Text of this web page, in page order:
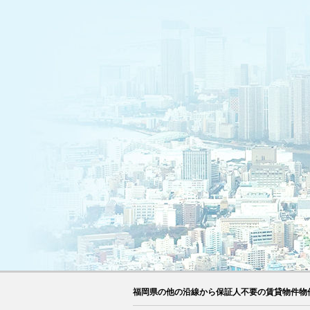
福岡県の他の沿線から保証人不要の賃貸物件物